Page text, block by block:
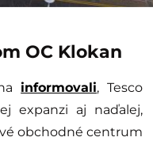
OC Klokan
informovali, Tesco
expanzi aj naďalej,
obchodné centrum